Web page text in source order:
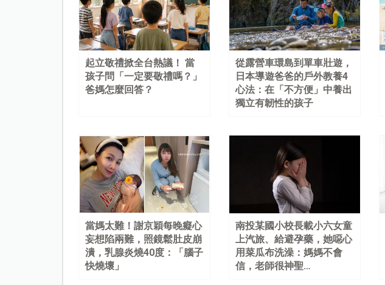
起立敬禮掀全台熱議！ 當
孩子問「一定要敬禮嗎？」
爸媽怎麼回答？
從露營車環島到單車壯遊，
日本導遊爸爸的戶外教養4
心法：在「不方便」中養出
獨立有韌性的孩子
當媽太難！謝京穎每晚癡心
妄想陷兩難，照鏡鬆肚皮崩
潰，乳腺炎燒40度：「腦子
快燒壞」
南投某國小校長載小六女童
上汽旅、給避孕藥，她噁心
用菜瓜布洗澡：媽媽不會
信，老師很神聖…